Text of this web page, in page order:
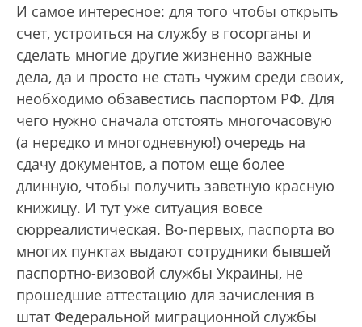
И самое интересное: для того чтобы открыть
счет, устроиться на службу в госорганы и
сделать многие другие жизненно важные
дела, да и просто не стать чужим среди своих,
необходимо обзавестись паспортом РФ. Для
чего нужно сначала отстоять многочасовую
(а нередко и многодневную!) очередь на
сдачу документов, а потом еще более
длинную, чтобы получить заветную красную
книжицу. И тут уже ситуация вовсе
сюрреалистическая. Во-первых, паспорта во
многих пунктах выдают сотрудники бывшей
паспортно-визовой службы Украины, не
прошедшие аттестацию для зачисления в
штат Федеральной миграционной службы